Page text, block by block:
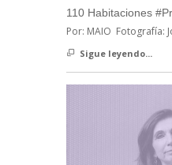
110 Habitaciones
Por: MAIO Fotografía:
Sigue leyendo...